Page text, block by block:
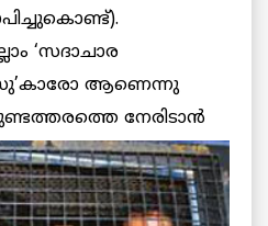
‘സദാചാര
ആണെന്നു
നേരിടാന്‍